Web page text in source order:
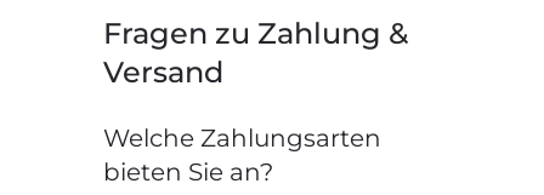
Fragen zu Zahlung &
Versand
Welche Zahlungsarten
bieten Sie an?